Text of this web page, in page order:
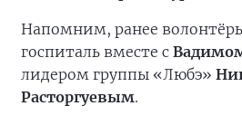
Напомним, ранее
госпиталь вместе с
лидером группы «Любэ»
Расторгуевым.